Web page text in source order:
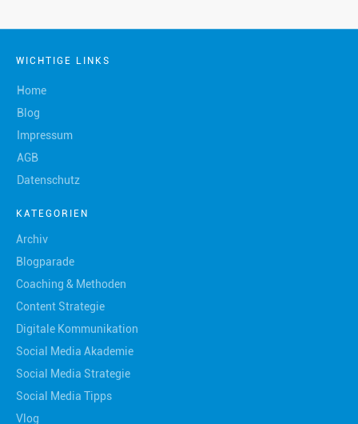
WICHTIGE LINKS
Home
Blog
Impressum
AGB
Datenschutz
KATEGORIEN
Archiv
Blogparade
Coaching & Methoden
Content Strategie
Digitale Kommunikation
Social Media Akademie
Social Media Strategie
Social Media Tipps
Vlog